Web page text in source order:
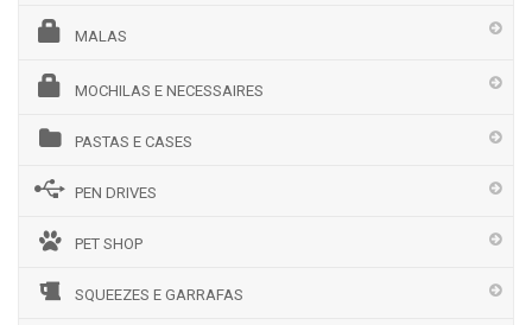
MALAS
MOCHILAS E NECESSAIRES
PASTAS E CASES
PEN DRIVES
PET SHOP
SQUEEZES E GARRAFAS